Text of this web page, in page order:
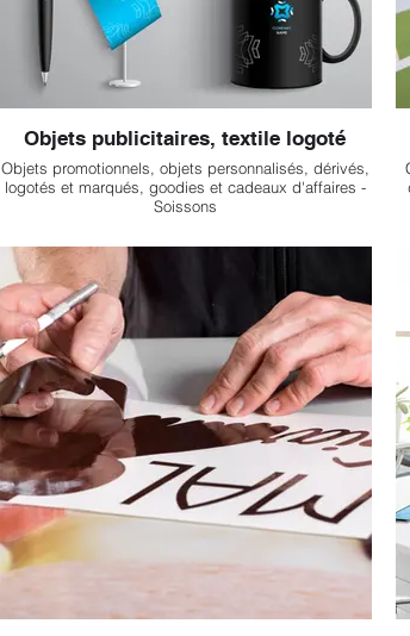
Objets publicitaires, textile logoté
Objets promotionnels, objets personnalisés, dérivés,
logotés et marqués, goodies et cadeaux d'affaires -
Soissons